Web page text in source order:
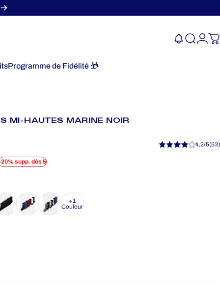
Programme de Fidélité 🎁
MI-HAUTES MARINE NOIR
4,2/5(53)
supp. dès 5
+1
Couleur